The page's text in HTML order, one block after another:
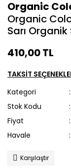
Organic
Organic
Sarı
410,00 TL
TAKSİT
Kategori
Stok Kodu
Fiyat
Havale
Karşılaştır